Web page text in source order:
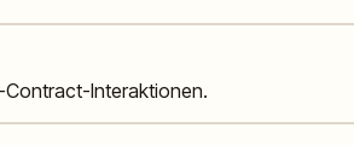
Interaktionen.